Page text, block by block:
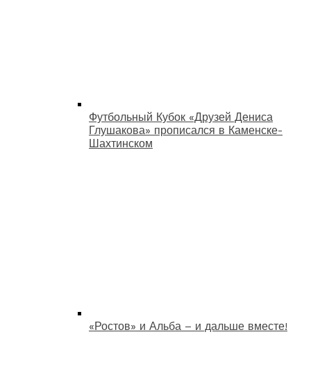
Футбольный Кубок «Друзей Дениса
Глушакова» прописался в Каменске-
Шахтинском
«Ростов» и Альба – и дальше вместе!